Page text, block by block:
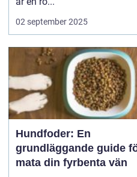
02 september 2025
Hundfoder: En
grundläggande guide
mata din fyrbenta vän